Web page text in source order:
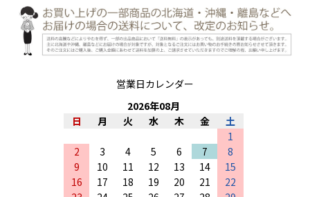
営業日カレンダー
2026年08月
日
月 火 水 木 金
土
1
2
3 4 5 6 7
8
9
10 11 12 13 14
15
16
17 18 19 20 21
22